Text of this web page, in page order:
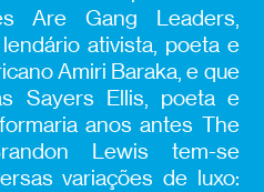
Are Gang Leaders,
ativista, poeta e
Amiri Baraka, e que
Sayers Ellis, poeta e
anos antes The
Lewis tem-se
variações de luxo: